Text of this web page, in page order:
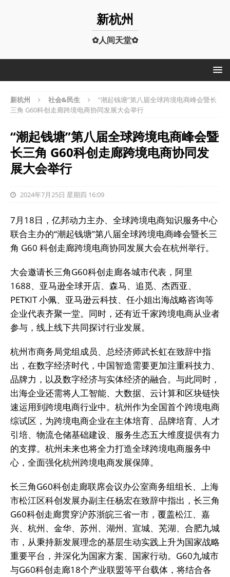
新杭州
✿人间天堂✿
新杭州 社会&民生
“潮起钱塘”第八届全球跨境电商峰会暨长
三角 G60科创走廊跨境电商协同发展大会举行
“潮起钱塘”第八届全球跨境电商峰会暨
长三角 G60科创走廊跨境电商协同发
展大会举行
2024年7月25日 星期四 16:09
7月18日，亿邦动力主办、全球跨境电商知识服务中心
联合主办的“潮起钱塘”第八届全球跨境电商峰会暨长三
角 G60 科创走廊跨境电商协同发展大会在杭州举行。
大会邀请长三角G60科创走廊各城市代表，阿里
1688、亚马逊全球开店、森马、追觅、杰西亚、
PETKIT 小佩、亚马逊云科技、任小姐出海战略咨询等
企业代表齐聚一堂。同时，还有近千家跨境电商从业者
参与，线上线下共同探讨行业发展。
杭州市商务局党组成员、总经济师武长虹在致辞中指
出，在数字经济时代，中国智造需要更加注重科技力、
品牌力，以及数字经济与实体经济的融合。与此同时，
出海企业还需将人工智能、大数据、云计算和区块链快
速运用到跨境电商行业中。杭州作为全国首个跨境电商
综试区，为跨境电商企业在主体培育、品牌培育、人才
引培、物流仓储基础建设、服务生态五大维度提供有力
的支撑。杭州未来也将全力打造全球跨境电商服务中
心，全面强化杭州跨境电商发展保障。
长三角G60科创走廊联席会议办公室商务组组长、上海
市松江区科创发展办副主任杨宏在致辞中指出，长三角
G60科创走廊贯穿沪苏浙皖三省一市，覆盖松江、嘉
兴、杭州、金华、苏州、湖州、宣城、芜湖、合肥九城
市，从秉持新发展理念的基层生动实践上升为国家战略
重要平台，并深化为国家方案、国家行动。G60九城市
与G60科创走廊18个产业联盟等平台载体，将结合各